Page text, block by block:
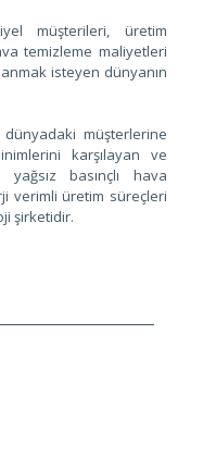
müşterileri, üretim
temizleme maliyetleri
isteyen dünyanın
müşterlerine
karşılayan ve
yağsız basınçlı hava
verimli üretim süreçleri
şirketidir.